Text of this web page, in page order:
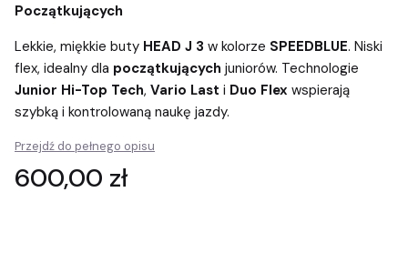
Początkujących
Lekkie, miękkie buty HEAD J 3 w kolorze SPEEDBLUE. Niski
flex, idealny dla początkujących juniorów. Technologie
Junior Hi-Top Tech, Vario Last i Duo Flex wspierają
szybką i kontrolowaną naukę jazdy.
Przejdź do pełnego opisu
Cena
600,00 zł